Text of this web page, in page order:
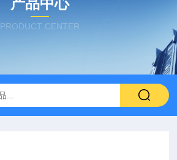
产品中心
PRODUCT CENTER